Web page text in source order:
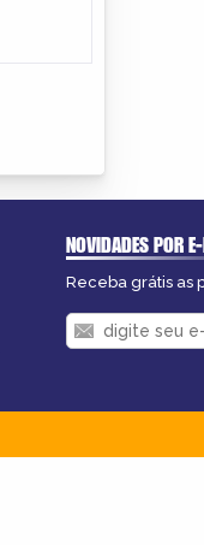
NOVIDADES POR
Receba grátis as